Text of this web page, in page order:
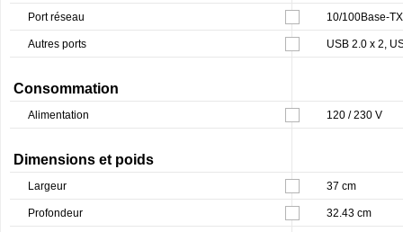
Port réseau 10/100Base-
Autres ports USB 2.0 x 2,
Consommation
Alimentation 120 / 230 V
Dimensions et poids
Largeur 37 cm
Profondeur 32.43 cm